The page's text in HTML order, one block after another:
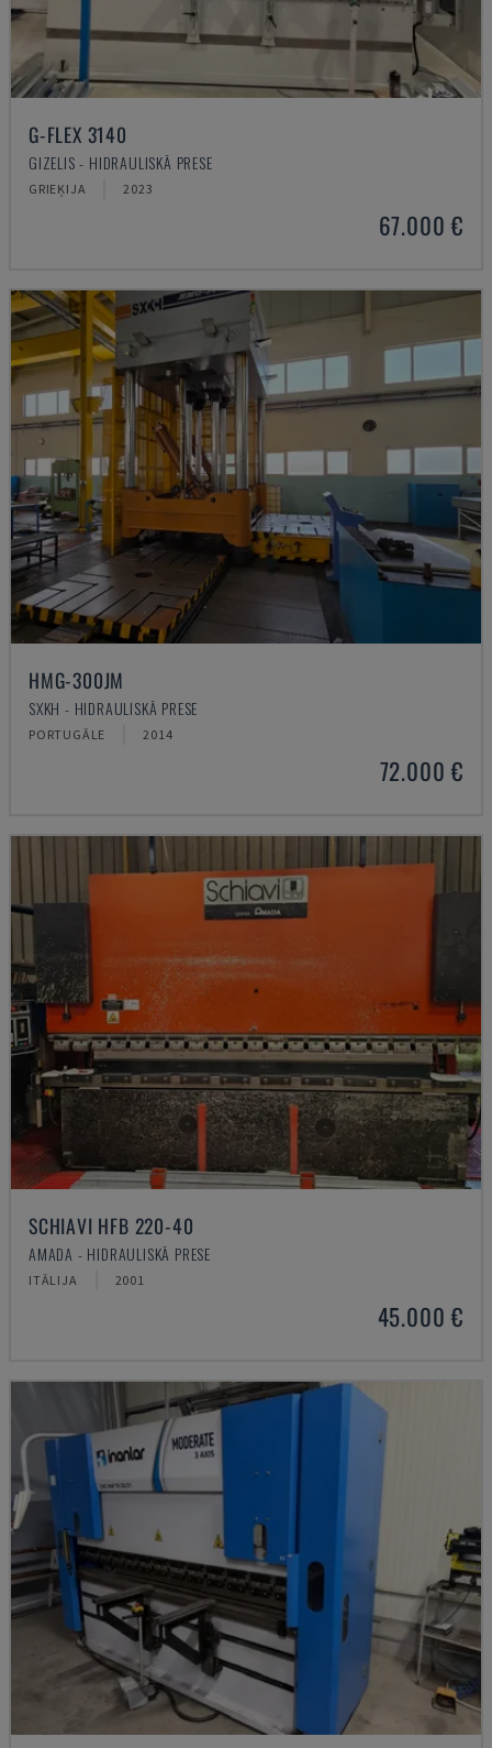
G-FLEX 3140
GIZELIS - HIDRAULISKĀ PRESE
GRIEĶIJA 2023
67.000 €
HMG-300JM
SXKH - HIDRAULISKĀ PRESE
PORTUGĀLE 2014
72.000 €
SCHIAVI HFB 220-40
AMADA - HIDRAULISKĀ PRESE
ITĀLIJA 2001
45.000 €